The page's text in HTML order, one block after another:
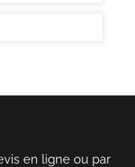
en ligne ou par